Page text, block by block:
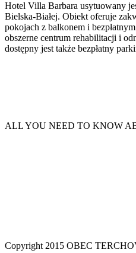
Hotel Villa Barbara usytuowany
Bielska-Białej. Obiekt oferuje
pokojach z balkonem i
obszerne centrum rehabilitacji i
dostępny jest także bezpłatny
ALL YOU NEED TO KNOW
Copyright 2015 OBEC